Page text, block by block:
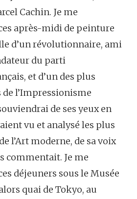
Cachin. Je me
après-midi de peinture
d’un révolutionnaire, ami
du parti
et d’un des plus
l’Impressionisme
de ses yeux en
vu et analysé les plus
l’Art moderne, de sa voix
commentait. Je me
déjeuners sous le Musée
quai de Tokyo, au